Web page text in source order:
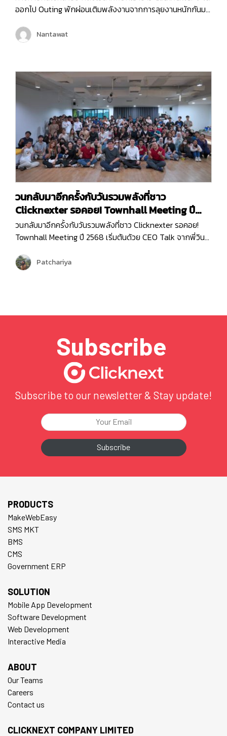
ออกไป Outing พักผ่อนเติมพลังงานจากการลุยงานหนักกันมา
พวกเรายังมีกิจกรรมมากมายทั้งช่วงกลางวันและกลางคืน เพื่อ
ให้พนักงานได้กระชับมิตร เติมเต็มพลังงาน จุดไฟแห่งการ
Reconnect | Recharge | Reignite…
Nantawat
วนกลับมาอีกครั้งกับวันรวมพลังที่ชาว
Clicknexter รอคอย! Townhall Meeting ปี
2568
วนกลับมาอีกครั้งกับวันรวมพลังที่ชาว Clicknexter รอคอย!
Townhall Meeting ปี 2568 เริ่มต้นด้วย CEO Talk จากพี่วิน
ด้วยโอกาสและความท้าทาย ปีนี้ Clicknext มุ่งเน้นการขยาย
บริการและพัฒนาผลิตภัณฑ์ให้ตอบโจทย์ลูกค้ามากยิ่งขึ้น
Patchariya
Subscribe
Subscribe to our newsletter & Stay update!
PRODUCTS
MakeWebEasy
SMS MKT
BMS
CMS
Government ERP
SOLUTION
Mobile App Development
Software Development
Web Development
Interactive Media
ABOUT
Our Teams
Careers
Contact us
CLICKNEXT COMPANY LIMITED